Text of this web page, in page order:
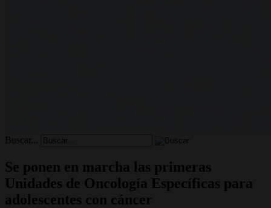
Buscar...
Se ponen en marcha las primeras
Unidades de Oncología Específicas para
adolescentes con cáncer